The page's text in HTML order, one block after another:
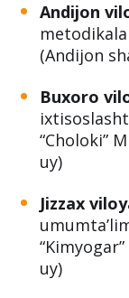
Andijon
(Andijon
Buxoro
“Choloki”
uy)
Jizzax
uy)